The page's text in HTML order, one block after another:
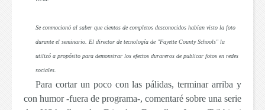
Se conmocionó al saber que cientos de completos desconocidos habían visto la foto
durante el seminario. El director de tecnología de "Fayette County Schools" la
utilizó a propósito para demonstrar los efectos durareros de publicar fotos en redes
sociales.
Para cortar un poco con las pálidas, terminar arriba y
con humor -fuera de programa-, comentaré sobre una serie